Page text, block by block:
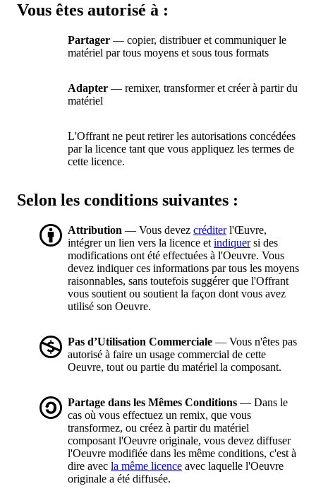
Vous êtes autorisé à :
Partager — copier, distribuer et communiquer le
matériel par tous moyens et sous tous formats
Adapter — remixer, transformer et créer à partir du
matériel
L'Offrant ne peut retirer les autorisations concédées
par la licence tant que vous appliquez les termes de
cette licence.
Selon les conditions suivantes :
Attribution — Vous devez créditerl'Œuvre,
intégrer un lien vers la licence et indiquersi des
modifications ont été effectuées à l'Oeuvre. Vous
devez indiquer ces informations par tous les moyens
raisonnables, sans toutefois suggérer que l'Offrant
vous soutient ou soutient la façon dont vous avez
utilisé son Oeuvre.
Pas d’Utilisation Commerciale — Vous n'êtes pas
autorisé à faire un usage commercial de cette
Oeuvre, tout ou partie du matériel la composant.
Partage dans les Mêmes Conditions — Dans le
cas où vous effectuez un remix, que vous
transformez, ou créez à partir du matériel
composant l'Oeuvre originale, vous devez diffuser
l'Oeuvre modifiée dans les même conditions, c'est à
dire avec la même licence avec laquelle l'Oeuvre
originale a été diffusée.